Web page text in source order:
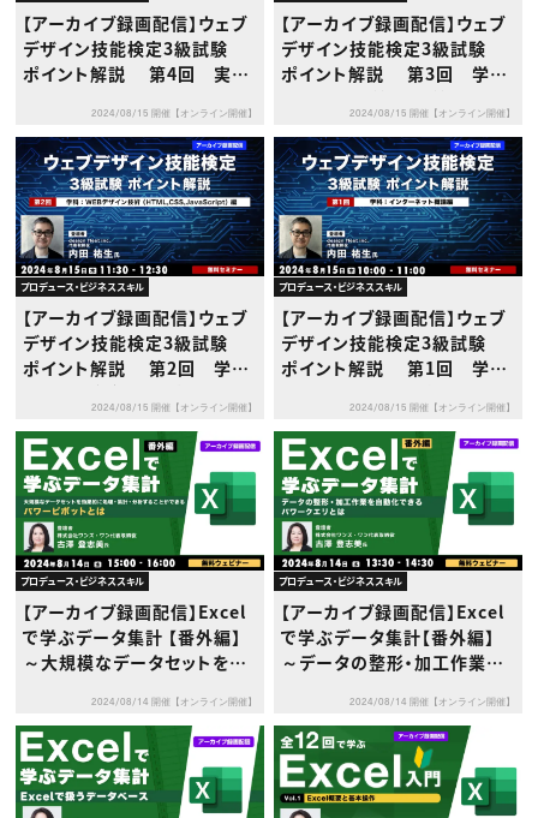
【アーカイブ録画配信】ウェブ
デザイン技能検定3級試験
ポイント解説 第4回 実技
2024/08/15 開催【オンライン開催】
【アーカイブ録画配信】ウェブ
デザイン技能検定3級試験
ポイント解説 第3回 学
外の科目）2024/08/15 開催【オンライン開催】
プロデュース・ビジネススキル
【アーカイブ録画配信】ウェブ
デザイン技能検定3級試験
ポイント解説 第2回 学
科：ウェブデザイン技術（HTM
L,CSS,JavaScript）編
2024/08/15 開催【オンライン開催】
プロデュース・ビジネススキル
【アーカイブ録画配信】ウェブ
デザイン技能検定3級試験
ポイント解説 第1回 学
2024/08/15 開催【オンライン開催】
プロデュース・ビジネススキル
【アーカイブ録画配信】Excel
で学ぶデータ集計 【番外編】
～大規模なデータセットを効
とができるパワーピボットと
は～
2024/08/14 開催【オンライン開催】
プロデュース・ビジネススキル
【アーカイブ録画配信】Excel
で学ぶデータ集計【番外編】
～データの整形・加工作業を
2024/08/14 開催【オンライン開催】